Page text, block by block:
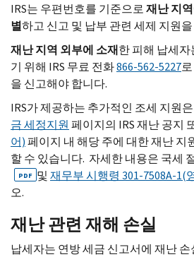
IRS는 우편번호를 기준으로재난 지
별하고 신고 및 납부 관련 세제 지원
재난 지역 외부에 소재한 피해 납세
기 위해 IRS 무료 전화866-562-5227
을 신고해야 합니다.
IRS가 제공하는 추가적인 조세 지원은
금 세정지원 페이지의 IRS 재난 공지
어)페이지 내 해당 주에 대한 재난 지
할 수 있습니다. 자세한 내용은 국세
PDF 및 재무부 시행령 301-7508A-1(
오.
재난 관련 재해 손실
납세자는 연방 세금 신고서에 재난